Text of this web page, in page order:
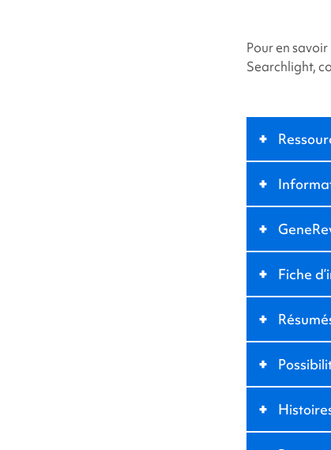
Pour en savoir
Searchlight,
+
+
+
+ Fiche
+
+
+